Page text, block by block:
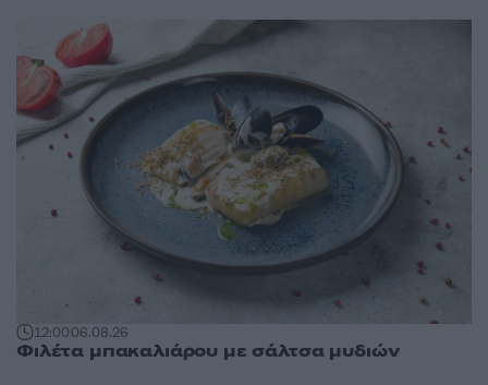
12:0006.08.26
Φιλέτα μπακαλιάρου με σάλτσα μυδιών